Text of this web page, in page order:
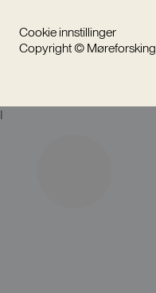
Cookie innstillinger
Copyright © Møreforsking
I